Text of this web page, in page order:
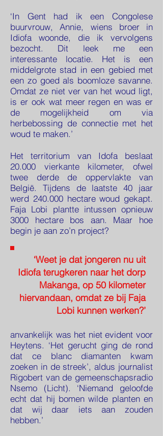
‘In Gent had ik een Congolese
buurvrouw, Annie, wiens broer in
Idiofa woonde, die ik vervolgens
bezocht. Dit leek me een
interessante locatie. Het is een
middelgrote stad in een gebied met
een zo goed als boomloze savanne.
Omdat ze niet ver van het woud ligt,
is er ook wat meer regen en was er
de mogelijkheid om via
herbebossing de connectie met het
woud te maken.’
Het territorium van Idofa beslaat
20.000 vierkante kilometer, ofwel
twee derde de oppervlakte van
België. Tijdens de laatste 40 jaar
werd 240.000 hectare woud gekapt.
Faja Lobi plantte intussen opnieuw
3000 hectare bos aan. Maar hoe
begin je aan zo’n project?
‘Weet je dat jongeren nu uit
Idiofa terugkeren naar het dorp
Makanga, op 50 kilometer
hiervandaan, omdat ze bij Faja
Lobi kunnen werken?’
anvankelijk was het niet evident voor
Heytens. ‘Het gerucht ging de rond
dat ce blanc diamanten kwam
zoeken in de streek’, aldus journalist
Rigobert van de gemeenschapsradio
Nsemo (Licht). ‘Niemand geloofde
echt dat hij bomen wilde planten en
dat wij daar iets aan zouden
hebben.’